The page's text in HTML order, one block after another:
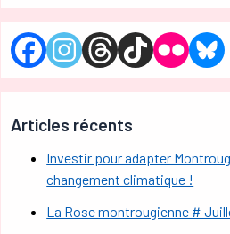
Articles récents
Investir pour adapter
changement climatique !
La Rose montrougienne #